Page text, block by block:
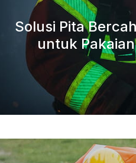
Solusi Pita
untuk